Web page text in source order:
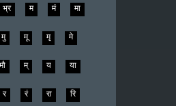
भ्र म मं मा
मु मू मृ मे
मौ म् य या
र रं रा रि